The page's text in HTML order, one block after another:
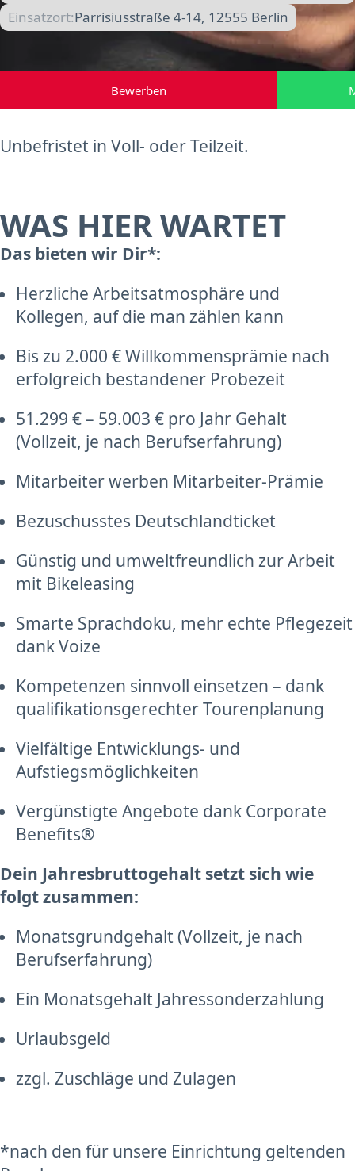
Einsatzort:Parrisiusstraße 4-14, 12555 Berlin
Bewerben
Unbefristet in Voll- oder Teilzeit.
WAS HIER WARTET
Das bieten wir Dir*:
Herzliche Arbeitsatmosphäre und
Kollegen, auf die man zählen kann
Bis zu 2.000 € Willkommensprämie nach
erfolgreich bestandener Probezeit
51.299 € – 59.003 € pro Jahr Gehalt
(Vollzeit, je nach Berufserfahrung)
Mitarbeiter werben Mitarbeiter-Prämie
Bezuschusstes Deutschlandticket
Günstig und umweltfreundlich zur Arbeit
mit Bikeleasing
Smarte Sprachdoku, mehr echte Pflegezeit
dank Voize
Kompetenzen sinnvoll einsetzen – dank
qualifikationsgerechter Tourenplanung
Vielfältige Entwicklungs- und
Aufstiegsmöglichkeiten
Vergünstigte Angebote dank Corporate
Benefits®
Dein Jahresbruttogehalt setzt sich wie
folgt zusammen:
Monatsgrundgehalt (Vollzeit, je nach
Berufserfahrung)
Ein Monatsgehalt Jahressonderzahlung
Urlaubsgeld
zzgl. Zuschläge und Zulagen
*nach den für unsere Einrichtung geltenden